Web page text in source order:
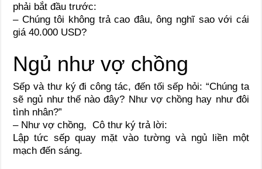
phải bắt đầu trước:
– Chúng tôi không trả cao đâu, ông nghĩ sao với cái
giá 40.000 USD?
Ngủ như vợ chồng
Sếp và thư ký đi công tác, đến tối sếp hỏi: “Chúng ta
sẽ ngủ như thế nào đây? Như vợ chồng hay như đôi
tình nhân?”
– Như vợ chồng, Cô thư ký trả lời:
Lập tức sếp quay mặt vào tường và ngủ liền một
mạch đến sáng.